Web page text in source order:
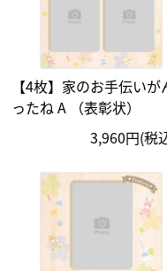
【4枚】家のお手伝いが
ったね A （表彰状）
3,960円(税